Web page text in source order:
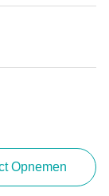
Opnemen